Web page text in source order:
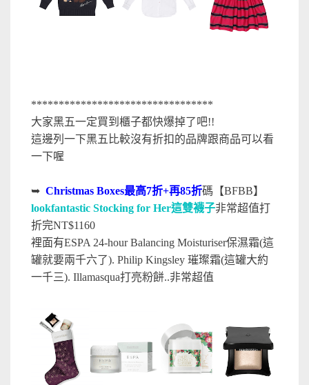
*********************************
大家黑五一定買到櫃子都快爆掉了吧!!
這邊列一下黑五比較沒有折扣的品牌跟商品可以看
一下喔
➥ Christmas Boxes最高7折+再85折碼【BFBB】
lookfantastic Stocking for Her這雙襪子非常超值打
折完NT$1160
裡面有ESPA 24-hour Balancing Moisturiser保濕霜(這
罐就要兩千六了). Philip Kingsley 璀璨霜(這罐大約
一千三). Illamasqua打亮粉餅..非常超值